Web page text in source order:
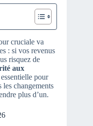
cruciale va
: si vos revenus
risquez de
aux
pour
les changements
plus d’un.